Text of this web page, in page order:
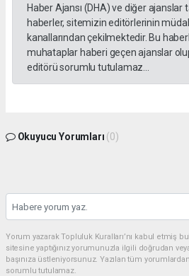
Haber Ajansı (DHA) ve diğer
haberler, sitemizin editörlerinin
kanallarından çekilmektedir. Bu
muhataplar haberi geçen ajanslar
editörü sorumlu tutulamaz...
Okuyucu Yorumları (0)
Yorum yazarak Topluluk Kuralları’nı kabul etmiş
sitesine yaptığınız yorumunuzla ilgili doğrudan
başınıza üstleniyorsunuz. Yazılan tüm
sorumlu tutulamaz.